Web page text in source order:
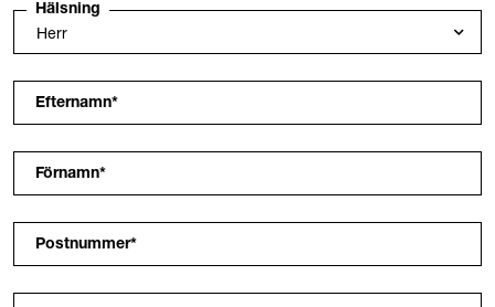
Hälsning
Efternamn*
Förnamn*
Postnummer*